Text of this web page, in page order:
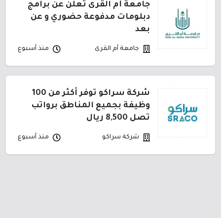
جامعة أم القرى تعلن عن برامج
دبلومات مدفوعة حضوري و عن
بعد
جامعة أم القرى منذ أسبوع
شركة سراكو توفر أكثر من 100
وظيفة بجميع المناطق برواتب
تصل 8,500 ريال
شركة سراكو منذ أسبوع